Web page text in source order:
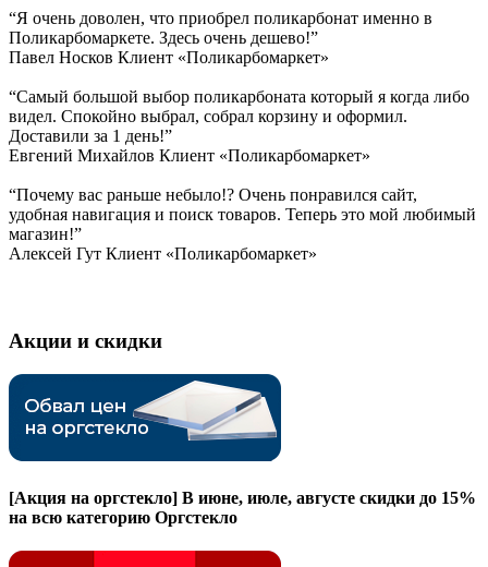
“Я очень доволен, что приобрел поликарбонат именно в
Поликарбомаркете. Здесь очень дешево!”
Павел Носков Клиент «Поликарбомаркет»
“Самый большой выбор поликарбоната который я когда либо
видел. Спокойно выбрал, собрал корзину и оформил.
Доставили за 1 день!”
Евгений Михайлов Клиент «Поликарбомаркет»
“Почему вас раньше небыло!? Очень понравился сайт,
удобная навигация и поиск товаров. Теперь это мой любимый
магазин!”
Алексей Гут Клиент «Поликарбомаркет»
Акции и скидки
[Акция на оргстекло] В июне, июле, августе скидки до 15%
на всю категорию Оргстекло